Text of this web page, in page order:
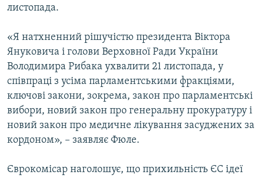
листопада.
«Я натхненний рішучістю президента Віктора
Януковича і голови Верховної Ради України
Володимира Рибака ухвалити 21 листопада, у
співпраці з усіма парламентськими фракціями,
ключові закони, зокрема, закон про парламентські
вибори, новий закон про генеральну прокуратуру і
новий закон про медичне лікування засуджених за
кордоном», – заявляє Фюле.
Єврокомісар наголошує, що прихильність ЄС ідеї